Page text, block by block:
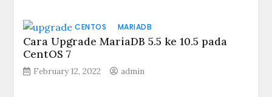
CENTOS MARIADB
Cara Upgrade MariaDB 5.5 ke 10.5 pada
CentOS 7
February 12, 2022 admin